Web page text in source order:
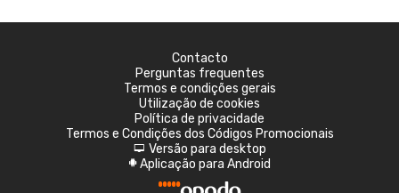
Contacto
Perguntas frequentes
Termos e condições gerais
Utilização de cookies
Política de privacidade
Termos e Condições dos Códigos Promocionais
d Versão para desktop
A Aplicação para Android